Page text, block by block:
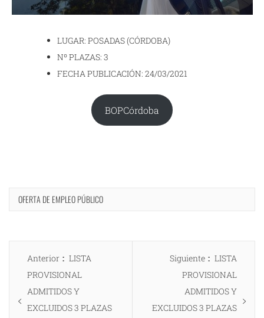
LUGAR: POSADAS (CÓRDOBA)
Nº PLAZAS: 3
FECHA PUBLICACIÓN: 24/03/2021
BOPCórdoba
OFERTA DE EMPLEO PÚBLICO
Navegación
entradas
Anterior
Entrada
anterior:
LISTA
PROVISIONAL
ADMITIDOS Y
EXCLUIDOS 3 PLAZAS
Siguiente
Entrada
siguiente:
LISTA
PROVISIONAL
ADMITIDOS Y
EXCLUIDOS 3 PLAZAS